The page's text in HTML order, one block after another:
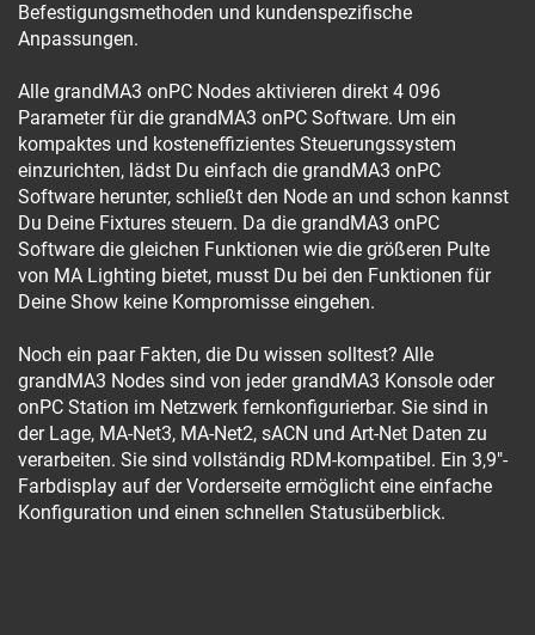
Befestigungsmethoden und kundenspezifische
Anpassungen.
Alle grandMA3 onPC Nodes aktivieren direkt 4 096
Parameter für die grandMA3 onPC Software. Um ein
kompaktes und kosteneffizientes Steuerungssystem
einzurichten, lädst Du einfach die grandMA3 onPC
Software herunter, schließt den Node an und schon kannst
Du Deine Fixtures steuern. Da die grandMA3 onPC
Software die gleichen Funktionen wie die größeren Pulte
von MA Lighting bietet, musst Du bei den Funktionen für
Deine Show keine Kompromisse eingehen.
Noch ein paar Fakten, die Du wissen solltest? Alle
grandMA3 Nodes sind von jeder grandMA3 Konsole oder
onPC Station im Netzwerk fernkonfigurierbar. Sie sind in
der Lage, MA-Net3, MA-Net2, sACN und Art-Net Daten zu
verarbeiten. Sie sind vollständig RDM-kompatibel. Ein 3,9"-
Farbdisplay auf der Vorderseite ermöglicht eine einfache
Konfiguration und einen schnellen Statusüberblick.